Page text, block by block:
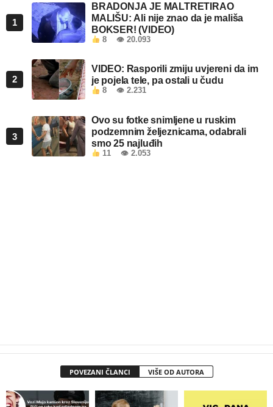
1
BRADONJA JE MALTRETIRAO
MALIŠU: Ali nije znao da je mališa
BOKSER! (VIDEO)
8 👁 20.093
2
VIDEO: Rasporili zmiju uvjereni da im
je pojela tele, pa ostali u čudu
8 👁 2.231
3
Ovo su fotke snimljene u ruskim
podzemnim željeznicama, odabrali
smo 25 najluđih
11 👁 2.053
POVEZANI ČLANCI VIŠE OD AUTORA